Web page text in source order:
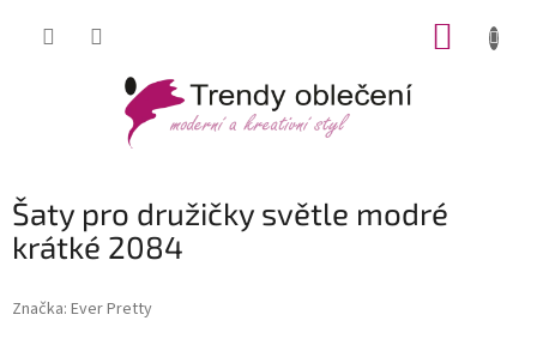
Šaty pro družičky světle modré
krátké 2084
Značka: Ever Pretty